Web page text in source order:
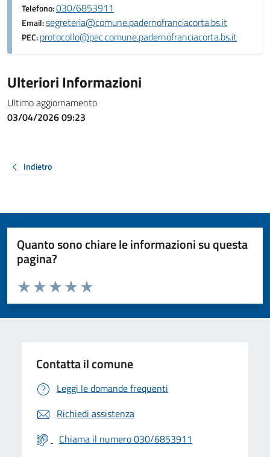
Telefono:030/6853911
Email:segreteria@comune.padernofranciacorta.bs.it
PEC:protocollo@pec.comune.padernofranciacorta.bs.it
Ulteriori Informazioni
Ultimo aggiornamento
03/04/2026 09:23
Indietro
Quanto sono chiare le informazioni su questa
pagina?
Valuta da 1 a 5 stelle la pagina
Valuta 5 stelle su 5
Valuta 4 stelle su 5
Valuta 3 stelle su 5
Valuta 2 stelle su 5
Valuta 1 stelle su 5
Contatta il comune
Leggi le domande frequenti
Richiedi assistenza
Chiama il numero 030/6853911